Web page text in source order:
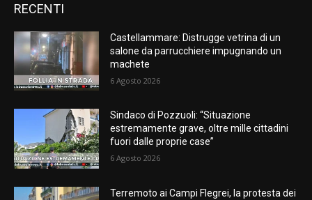
RECENTI
Castellammare: Distrugge vetrina di un
salone da parrucchiere impugnando un
machete
6 Agosto 2026
Sindaco di Pozzuoli: “Situazione
estremamente grave, oltre mille cittadini
fuori dalle proprie case”
6 Agosto 2026
Terremoto ai Campi Flegrei, la protesta dei